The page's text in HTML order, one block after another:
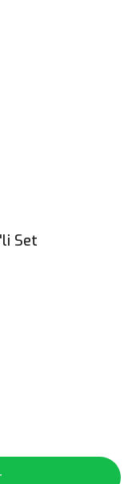
Set